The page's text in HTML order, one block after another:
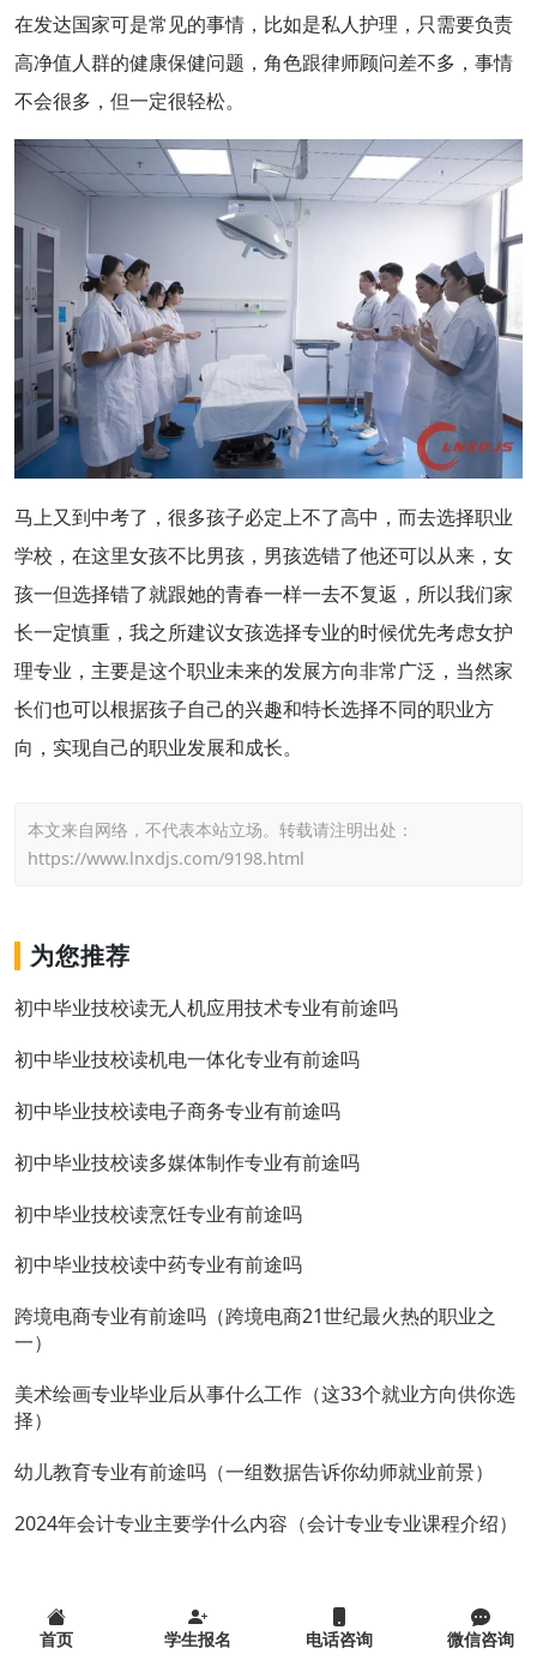
在发达国家可是常见的事情，比如是私人护理，只需要负责
高净值人群的健康保健问题，角色跟律师顾问差不多，事情
不会很多，但一定很轻松。
马上又到中考了，很多孩子必定上不了高中，而去选择职业
学校，在这里女孩不比男孩，男孩选错了他还可以从来，女
孩一但选择错了就跟她的青春一样一去不复返，所以我们家
长一定慎重，我之所建议女孩选择专业的时候优先考虑女护
理专业，主要是这个职业未来的发展方向非常广泛，当然家
长们也可以根据孩子自己的兴趣和特长选择不同的职业方
向，实现自己的职业发展和成长。
本文来自网络，不代表本站立场。转载请注明出处：
https://www.lnxdjs.com/9198.html
为您推荐
初中毕业技校读无人机应用技术专业有前途吗
初中毕业技校读机电一体化专业有前途吗
初中毕业技校读电子商务专业有前途吗
初中毕业技校读多媒体制作专业有前途吗
初中毕业技校读烹饪专业有前途吗
初中毕业技校读中药专业有前途吗
跨境电商专业有前途吗（跨境电商21世纪最火热的职业之
一）
美术绘画专业毕业后从事什么工作（这33个就业方向供你选
择）
幼儿教育专业有前途吗（一组数据告诉你幼师就业前景）
2024年会计专业主要学什么内容（会计专业专业课程介绍）
首页 学生报名 电话咨询 微信咨询